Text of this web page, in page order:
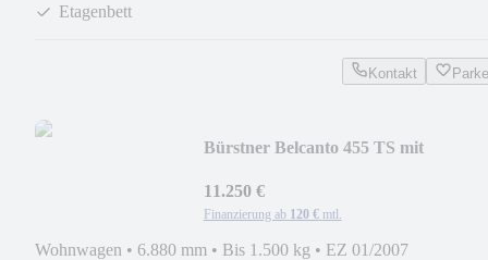
Etagenbett
Kontakt
Bürstner Belcanto 455 TS mit
11.250 €
Finanzierung ab 120 € mtl.
Wohnwagen • 6.880 mm • Bis 1.500 kg • EZ 01/2007